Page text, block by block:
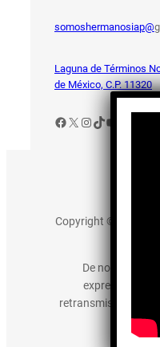
somoshermanosiap@
Laguna de Términos
de México, C.P. 11320
Facebook
X Instagram
TikTok
YouTube
Copyright © 2025
De no existir
expresamente
retransmisión,